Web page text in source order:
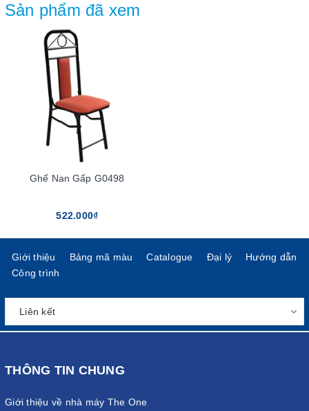
Sản phẩm đã xem
Ghế Nan Gấp G0498
522.000₫
Giới thiệu Bảng mã màu Catalogue Đại lý
Hướng dẫn
Công trình
THÔNG TIN CHUNG
Giới thiệu về nhà máy The One